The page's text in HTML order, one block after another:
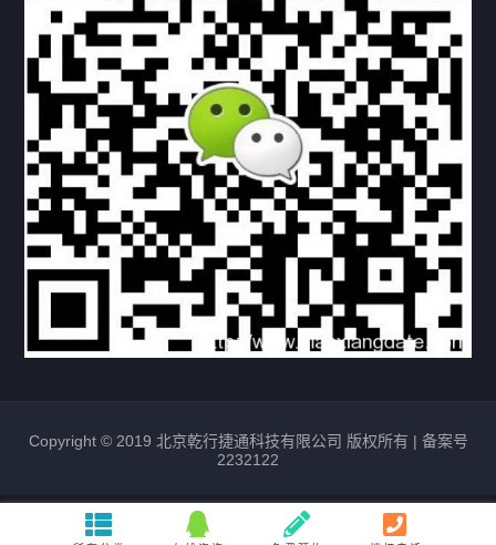
资料下载 视频中心
常见问题
购买流程 版权条款
北京乾行捷通荣获阿里巴巴国际站多项年度荣誉，持续引
领ICT与AI行业发展
2025/12/22 531 新闻中心 信创服务器国产服务器
唯一非北美厂商！华为入选2024年Gartner®企业网络技
2024/08/07 新闻中心
Copyright © 2019 北京乾行捷通科技有限公司 版权所有 | 备案号
2232122